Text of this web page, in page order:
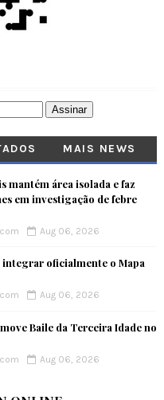
MAIS NEWS
mantém área isolada e faz
em investigação de febre
Aug 06, 2026
integrar oficialmente o Mapa
Aug 06, 2026
Baile da Terceira Idade no
Aug 06, 2026